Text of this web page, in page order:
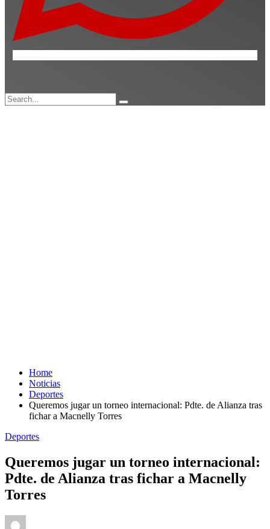
Home
Noticias
Deportes
Queremos jugar un torneo internacional: Pdte. de Alianza tras
fichar a Macnelly Torres
Deportes
Queremos jugar un torneo internacional:
Pdte. de Alianza tras fichar a Macnelly
Torres